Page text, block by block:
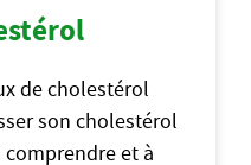
de cholestérol
son cholestérol
comprendre et à